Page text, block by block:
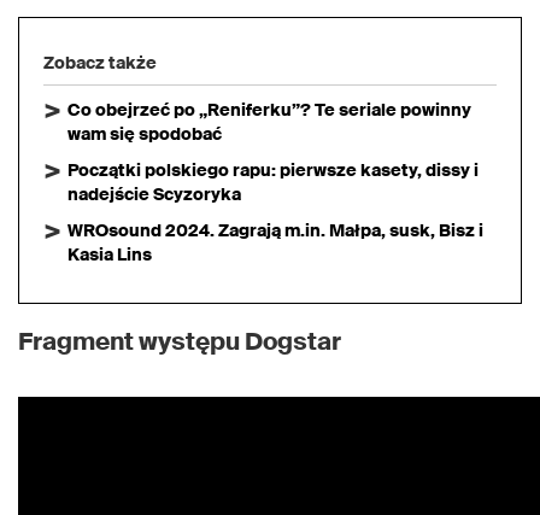
Zobacz także
Co obejrzeć po „Reniferku”? Te seriale powinny
wam się spodobać
Początki polskiego rapu: pierwsze kasety, dissy i
nadejście Scyzoryka
WROsound 2024. Zagrają m.in. Małpa, susk, Bisz i
Kasia Lins
Fragment występu Dogstar